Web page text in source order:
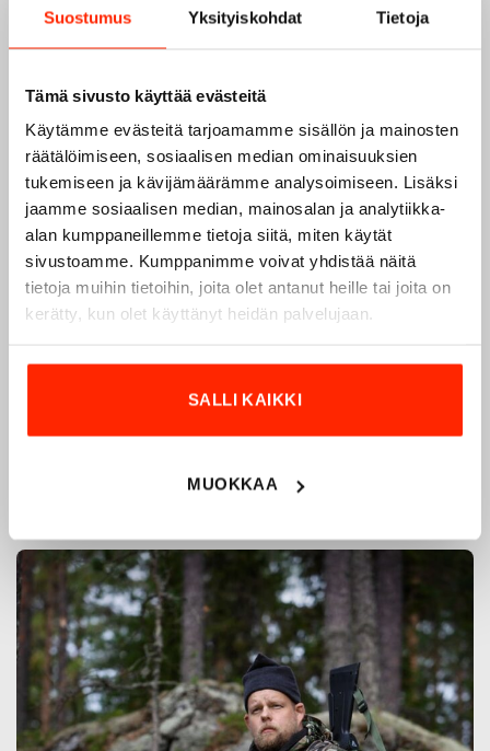
Suostumus Yksityiskohdat Tietoja
Tämä sivusto käyttää evästeitä
Käytämme evästeitä tarjoamamme sisällön ja mainosten
räätälöimiseen, sosiaalisen median ominaisuuksien
tukemiseen ja kävijämäärämme analysoimiseen. Lisäksi
jaamme sosiaalisen median, mainosalan ja analytiikka-
alan kumppaneillemme tietoja siitä, miten käytät
sivustoamme. Kumppanimme voivat yhdistää näitä
tietoja muihin tietoihin, joita olet antanut heille tai joita on
kerätty, kun olet käyttänyt heidän palvelujaan.
SALLI KAIKKI
MUOKKAA
Origopro – Suomalainen laatumerkki vuodesta
1975
Origopro on suomalainen turvallisuus- ja
vuodesta 1975.Origoprovalmistaa laadukkaita vaatteita,
jotka on kehitetty vuosikymmenten kokemuksella
ja erikoisammattilaisten kanssa, joiden kokemus inspiroi